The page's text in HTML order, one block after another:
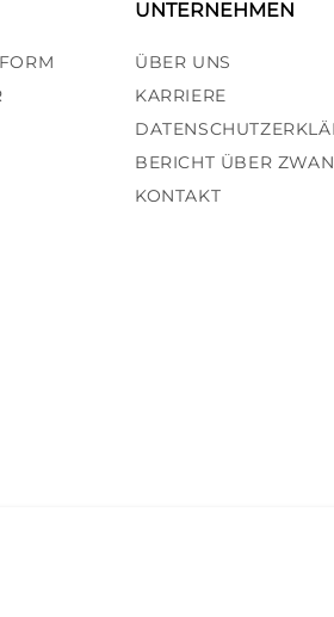
UNTERNEHMEN
ÜBER UNS
KARRIERE
BERICHT ÜBER
KONTAKT